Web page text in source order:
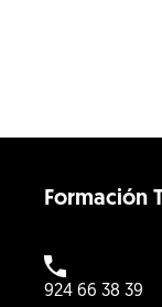
Formación
924 66 38 39